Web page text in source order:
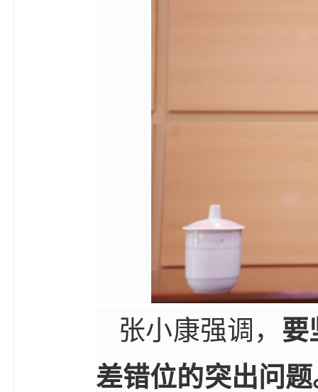
张小康强调， 要
差错位的突出问